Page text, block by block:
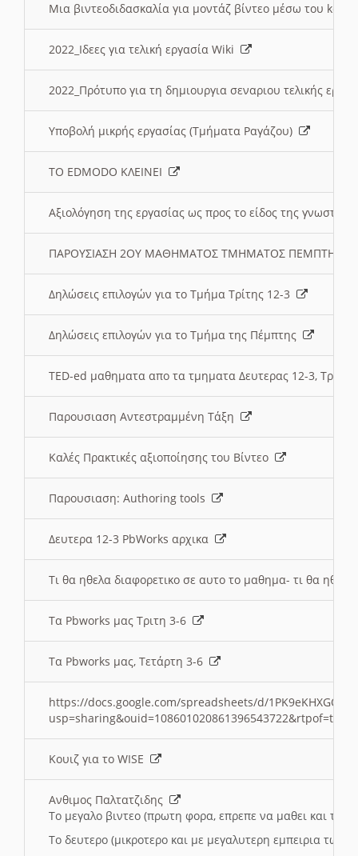
Μια βιντεοδιδασκαλία για μοντάζ βίντεο μέσω του
2022_Ιδεες για τελική εργασία Wiki
2022_Πρότυπο για τη δημιουργια σεναριου τελικής
Υποβολή μικρής εργασίας (Τμήματα Ραγάζου)
ΤΟ EDMODO ΚΛΕΙΝΕΙ
Αξιολόγηση της εργασίας ως προς το είδος της
ΠΑΡΟΥΣΙΑΣΗ 2ΟΥ ΜΑΘΗΜΑΤΟΣ ΤΜΗΜΑΤΟΣ
Δηλώσεις επιλογών για το Τμήμα Τρίτης 12-3
Δηλώσεις επιλογών για το Τμήμα της Πέμπτης
TED-ed μαθηματα απο τα τμηματα Δευτερας 12-3,
Παρουσιαση Αντεστραμμένη Τάξη
Καλές Πρακτικές αξιοποίησης του Βίντεο
Παρουσιαση: Authoring tools
Δευτερα 12-3 PbWorks αρχικα
Τι θα ηθελα διαφορετικο σε αυτο το μαθημα- τι θα
Τα Pbworks μας Τριτη 3-6
Τα Pbworks μας, Τετάρτη 3-6
https://docs.google.com/spreadsheets/d/
Κουιζ για το WISE
Ανθιμος Παλτατζιδης
Το μεγαλο βιντεο (πρωτη φορα, επρεπε να μαθει και το
Το δευτερο (μικροτερο και με μεγαλυτερη εμπειρια